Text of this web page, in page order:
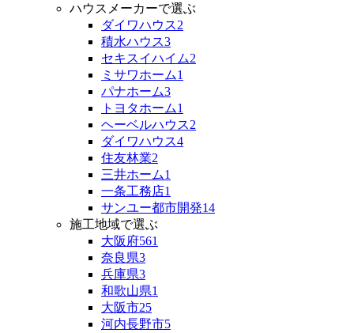
ハウスメーカーで選ぶ
ダイワハウス2
積水ハウス3
セキスイハイム2
ミサワホーム1
パナホーム3
トヨタホーム1
ヘーベルハウス2
ダイワハウス4
住友林業2
三井ホーム1
一条工務店1
サンユー都市開発14
施工地域で選ぶ
大阪府561
奈良県3
兵庫県3
和歌山県1
大阪市25
河内長野市5